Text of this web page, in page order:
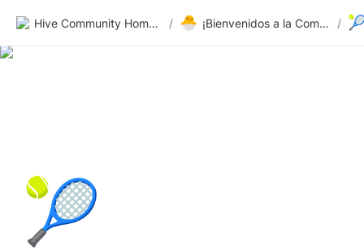
Hive Community Homepage / 🐣 ¡Bienvenidos a la Comunidad Hive! /
🎾